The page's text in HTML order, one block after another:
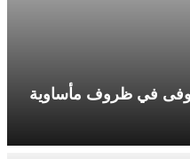
في ظروف مأساوية